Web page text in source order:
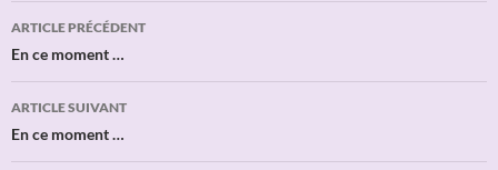
Navigation
des
articles
ARTICLE PRÉCÉDENT
En ce moment …
ARTICLE SUIVANT
En ce moment …